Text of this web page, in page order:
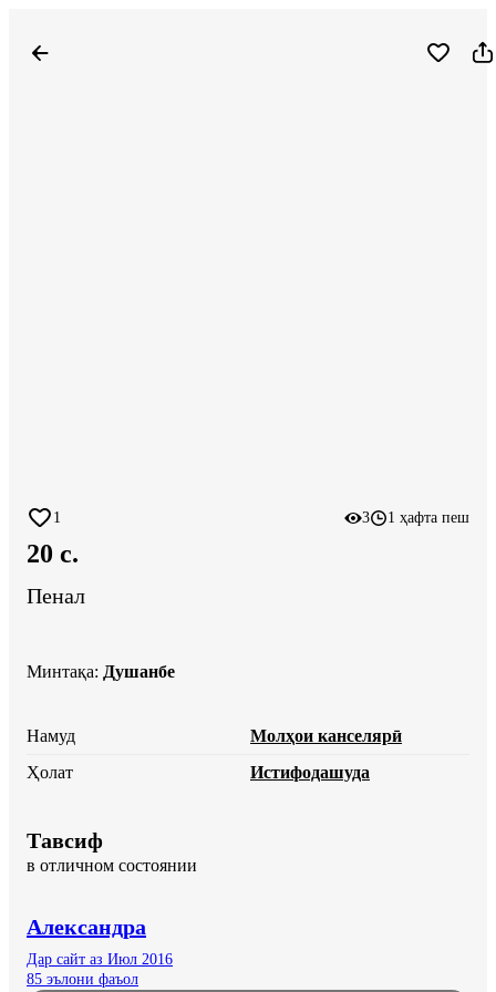
1 3 1 ҳафта пеш
20 c.
Пенал
Минтақа: Душанбе
Намуд
Молҳои канселярӣ
Ҳолат
Истифодашуда
Тавсиф
в отличном состоянии
Александра
Дар сайт аз Июл 2016
85 эълони фаъол